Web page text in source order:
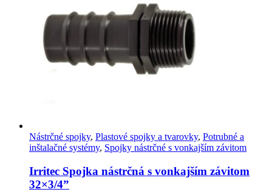
Nástrčné spojky, Plastové spojky a tvarovky, Potrubné a
inštalačné systémy, Spojky nástrčné s vonkajším závitom
Irritec Spojka nástrčná s vonkajším závitom
32×3/4”